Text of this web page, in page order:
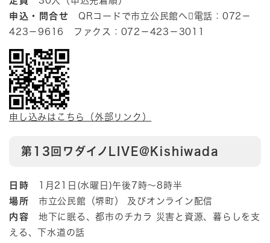
申込・問合せ QRコードで市立公民館へ電話：072－
423－9616 ファクス：072－423－3011
申し込みはこちら（外部リンク）
第13回ワダイノLIVE@Kishiwada
日時 1月21日(水曜日)午後7時～8時半
場所 市立公民館（堺町） 及びオンライン配信
内容 地下に眠る、都市のチカラ 災害と資源、暮らしを支
える、下水道の話